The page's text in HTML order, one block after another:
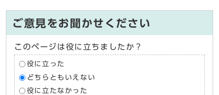
ご意見をお聞かせください
このページは役に立ちましたか？
役に立った
どちらともいえない
役に立たなかった